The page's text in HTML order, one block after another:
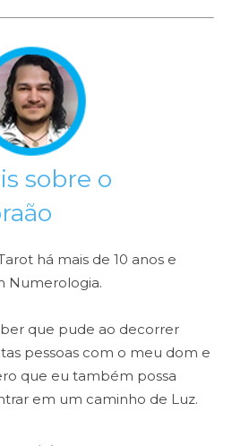
sobre o
há mais de 10 anos e
Numerologia.
que pude ao decorrer
pessoas com o meu dom e
que eu também possa
em um caminho de Luz.